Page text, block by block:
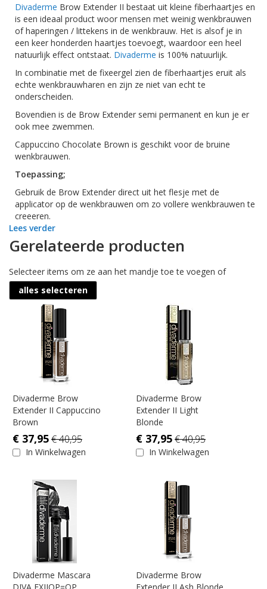
Divaderme Brow Extender II bestaat uit kleine fiberhaartjes en
is een ideaal product woor mensen met weinig wenkbrauwen
of haperingen / littekens in de wenkbrauw. Het is alsof je in
een keer honderden haartjes toevoegt, waardoor een heel
natuurlijk effect ontstaat. Divaderme is 100% natuurlijk.
In combinatie met de fixeergel zien de fiberhaartjes eruit als
echte wenkbrauwharen en zijn ze niet van echt te
onderscheiden.
Bovendien is de Brow Extender semi permanent en kun je er
ook mee zwemmen.
Cappuccino Chocolate Brown is geschikt voor de bruine
wenkbrauwen.
Toepassing;
Gebruik de Brow Extender direct uit het flesje met de
applicator op de wenkbrauwen om zo vollere wenkbrauwen te
creeeren.
Lees verder
Gerelateerde producten
Selecteer items om ze aan het mandje toe te voegen of
alles selecteren
Divaderme Brow
Extender II Cappuccino
Brown
€ 37,95€ 40,95
In Winkelwagen
Divaderme Brow
Extender II Light
Blonde
€ 37,95€ 40,95
In Winkelwagen
Divaderme Mascara
Divaderme Brow